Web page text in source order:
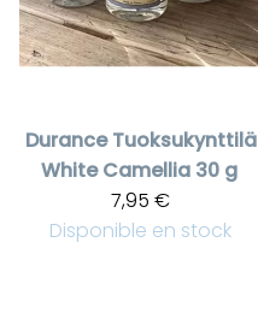
Durance Tuoksukynttilä
White Camellia 30 g
7,95 €
Disponible en stock